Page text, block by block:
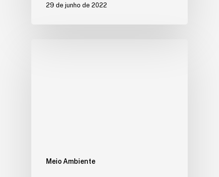
29 de junho de 2022
Meio Ambiente